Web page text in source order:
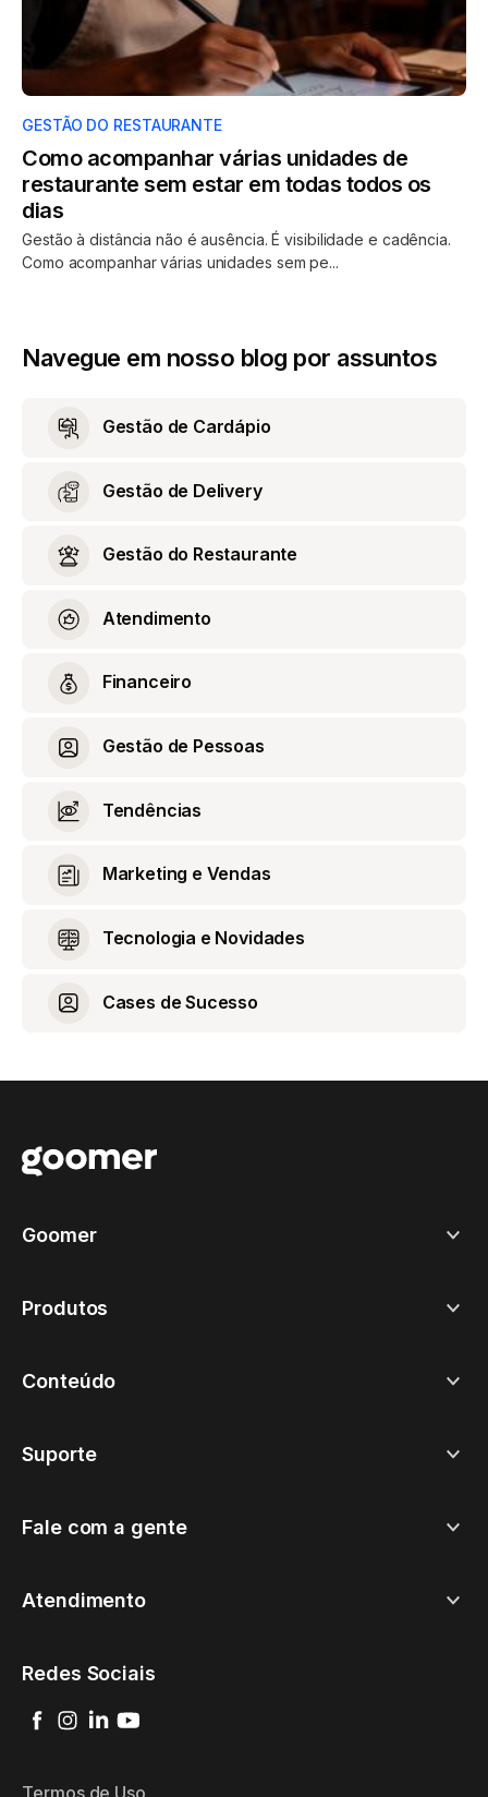
GESTÃO DO RESTAURANTE
Como acompanhar várias unidades de
restaurante sem estar em todas todos os
dias
Gestão à distância não é ausência. É visibilidade e cadência.
Como acompanhar várias unidades sem pe...
Navegue em nosso blog por assuntos
Gestão de Cardápio
Gestão de Delivery
Gestão do Restaurante
Atendimento
Financeiro
Gestão de Pessoas
Tendências
Marketing e Vendas
Tecnologia e Novidades
Cases de Sucesso
Goomer
Produtos
Conteúdo
Suporte
Fale com a gente
Atendimento
Redes Sociais